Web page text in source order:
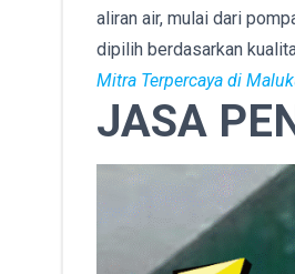
aliran air, mulai dari
dipilih berdasarkan
Mitra Terpercaya di
JASA